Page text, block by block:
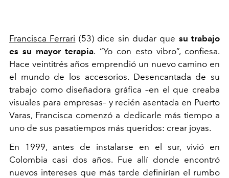
Francisca Ferrari (53) dice sin dudar que su trabajo
es su mayor terapia. “Yo con esto vibro”, confiesa.
Hace veintitrés años emprendió un nuevo camino en
el mundo de los accesorios. Desencantada de su
trabajo como diseñadora gráfica –en el que creaba
visuales para empresas– y recién asentada en Puerto
Varas, Francisca comenzó a dedicarle más tiempo a
uno de sus pasatiempos más queridos: crear joyas.
En 1999, antes de instalarse en el sur, vivió en
Colombia casi dos años. Fue allí donde encontró
nuevos intereses que más tarde definirían el rumbo